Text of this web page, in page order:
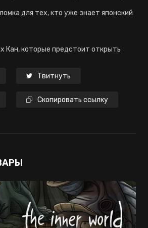
для тех, кто уже знает японский
Кан, которые предстоит открыть
Твитнуть
Скопировать ссылку